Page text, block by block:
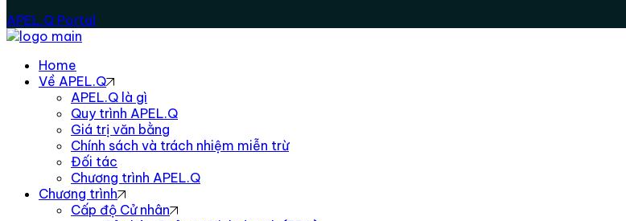
APEL.Q Portal
Home
Về APEL.Q
APEL.Q là gì
Quy trình APEL.Q
Giá trị văn bằng
Chính sách và trách nhiệm miễn trừ
Đối tác
Chương trình APEL.Q
Chương trình
Cấp độ Cử nhân